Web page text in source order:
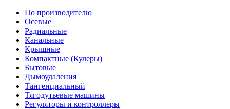
По производителю
Осевые
Радиальные
Канальные
Крышные
Компактные (Кулеры)
Бытовые
Дымоудаления
Тангенциальный
Тягодутьевые машины
Регуляторы и контроллеры